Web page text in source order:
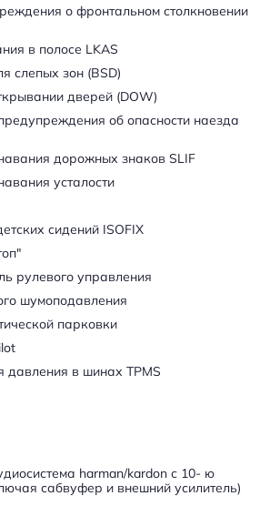
о фронтальном столкновении
в полосе LKAS
слепых зон (BSD)
дверей (DOW)
об опасности наезда
дорожных знаков SLIF
усталости
сидений ISOFIX
рулевого управления
шумоподавления
парковки
давления в шинах TPMS
harman/kardon с 10- ю
сабвуфер и внешний усилитель)